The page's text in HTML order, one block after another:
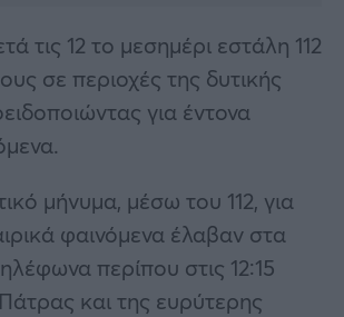
τις 12 το μεσημέρι εστάλη 112
σε περιοχές της δυτικής
για έντονα
μήνυμα, μέσω του 112, για
φαινόμενα έλαβαν στα
περίπου στις 12:15
και της ευρύτερης